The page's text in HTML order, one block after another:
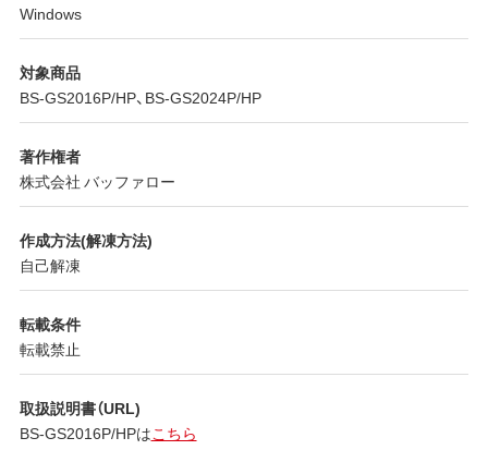
Windows
対象商品
BS-GS2016P/HP、BS-GS2024P/HP
著作権者
株式会社 バッファロー
作成方法(解凍方法)
自己解凍
転載条件
転載禁止
取扱説明書（URL)
BS-GS2016P/HPはこちら